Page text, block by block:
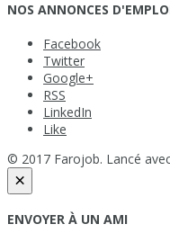
NOS ANNONCES
Facebook
Twitter
Google+
RSS
LinkedIn
Like
© 2017 Farojob. Lancé
×
ENVOYER À UN AMI